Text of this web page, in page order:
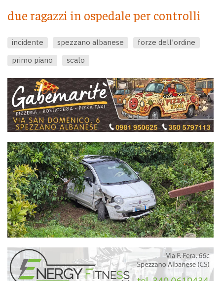
due ragazzi in ospedale per controlli
incidente spezzano albanese
forze dell'ordine
primo piano
scalo